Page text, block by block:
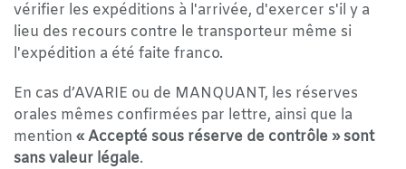
vérifier les expéditions à l'arrivée, d'exercer s'il y a
lieu des recours contre le transporteur même si
l'expédition a été faite franco.
En cas d’AVARIE ou de MANQUANT, les réserves
orales mêmes confirmées par lettre, ainsi que la
mention « Accepté sous réserve de contrôle » sont
sans valeur légale.